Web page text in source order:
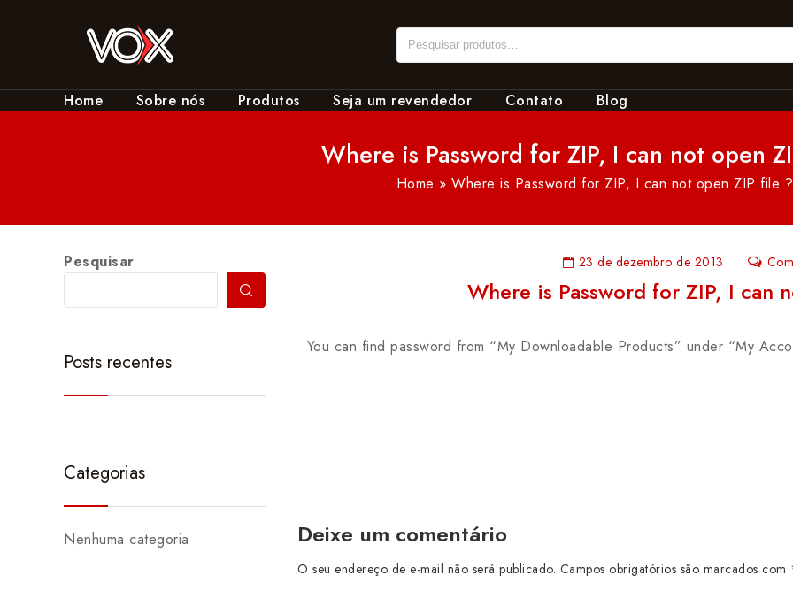
Home Sobre nós Produtos Seja um revendedor Contato Blog
Where is Password for ZIP, I can not open
Home »Where is Password for ZIP, I can not open ZIP file ?
23 de dezembro de 2013
Where is Password for ZIP, I can
You can find password from “My Downloadable Products” under “My
Deixe um comentário
O seu endereço de e-mail não será publicado. Campos obrigatórios são marcados com
Pesquisar
Posts recentes
Categorias
Nenhuma categoria